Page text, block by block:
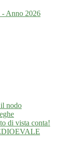
Anno 2026
nodo
di vista conta!